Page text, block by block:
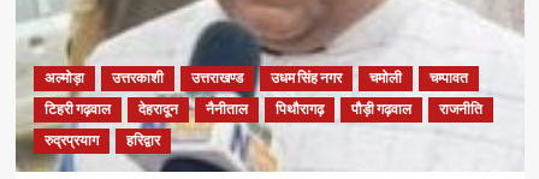
अल्मोड़ा उत्तरकाशी उत्तराखण्ड उधम सिंह नगर चमोली
चम्पावत
टिहरी गढ़वाल
देहरादून नैनीताल पिथौरागढ़ पौड़ी गढ़वाल
राजनीति
रुद्रप्रयाग
हरिद्वार